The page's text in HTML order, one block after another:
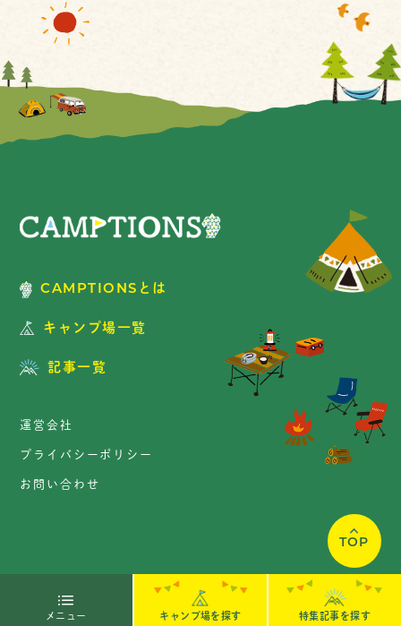
メニュー キャンプ場を探す 特集記事を探す
CAMPTIONSとは
キャンプ場一覧
記事一覧
運営会社
プライバシーポリシー
お問い合わせ
TOP
Copyright © CAMPTIONS. All Rights Reserved.